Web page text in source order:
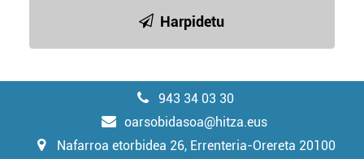
Harpidetu
943 34 03 30
oarsobidasoa@hitza.eus
Nafarroa etorbidea 26, Errenteria-Orereta 20100